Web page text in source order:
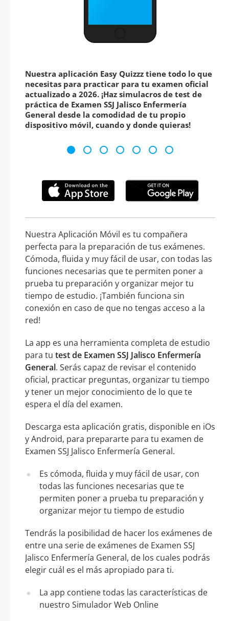
Nuestra aplicación Easy Quizzz tiene todo lo que
necesitas para practicar para tu examen oficial
actualizado a 2026. ¡Haz simulacros de test de
práctica de Examen SSJ Jalisco Enfermería
General desde la comodidad de tu propio
dispositivo móvil, cuando y donde quieras!
Nuestra Aplicación Móvil es tu compañera
perfecta para la preparación de tus exámenes.
Cómoda, fluida y muy fácil de usar, con todas las
funciones necesarias que te permiten poner a
prueba tu preparación y organizar mejor tu
tiempo de estudio. ¡También funciona sin
conexión en caso de que no tengas acceso a la
red!
La app es una herramienta completa de estudio
para tu test de Examen SSJ Jalisco Enfermería
General. Serás capaz de revisar el contenido
oficial, practicar preguntas, organizar tu tiempo
y tener un mejor conocimiento de lo que te
espera el día del examen.
Descarga esta aplicación gratis, disponible en iOs
y Android, para prepararte para tu examen de
Examen SSJ Jalisco Enfermería General.
Es cómoda, fluida y muy fácil de usar, con
todas las funciones necesarias que te
permiten poner a prueba tu preparación y
organizar mejor tu tiempo de estudio
Tendrás la posibilidad de hacer los exámenes de
entre una serie de exámenes de Examen SSJ
Jalisco Enfermería General, de los cuales podrás
elegir cuál es el más apropiado para ti.
La app contiene todas las características de
nuestro Simulador Web Online